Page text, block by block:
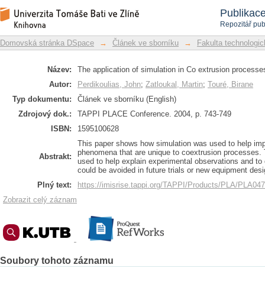
Repozitář
The application of simulation in Co
Repozitář DSpace/Manakin
Domovská stránka DSpace → Článek ve sborníku → Fakulta
Název:
The application of simulation in Co extrusion
Autor:
Perdikoulias, John; Zatloukal, Martin; Touré, Birane
Typ dokumentu:
Článek ve sborníku (English)
Zdrojový dok.:
TAPPI PLACE Conference. 2004, p. 743-749
ISBN:
1595100628
Abstrakt:
This paper shows how simulation was used to help
phenomena that are unique to coextrusion
used to help explain experimental observations and
could be avoided in future trials or new equipment
Plný text:
https://imisrise.tappi.org/TAPPI/Products/PLA/
Zobrazit celý záznam
Soubory tohoto záznamu